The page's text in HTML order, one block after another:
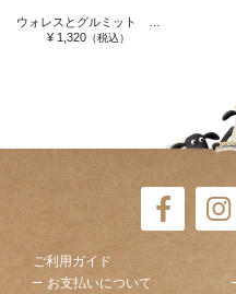
¥ 1,320 （税込）
ご利用ガイド
お支払いについて